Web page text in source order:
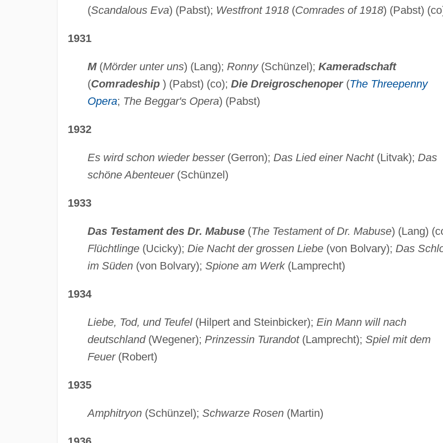
(Scandalous Eva) (Pabst); Westfront 1918(Comrades of 1918) (Pabst)
1931
M (Mörder unter uns) (Lang); Ronny(Schünzel); Kameradschaft
(Comradeship ) (Pabst) (co); Die Dreigroschenoper (The Threepenny
Opera; The Beggar's Opera) (Pabst)
1932
Es wird schon wieder besser(Gerron); Das Lied einer Nacht(Litvak); Das
schöne Abenteuer(Schünzel)
1933
Das Testament des Dr. Mabuse (The Testament of Dr. Mabuse) (Lang)
Flüchtlinge(Ucicky); Die Nacht der grossen Liebe(von Bolvary); Das
im Süden(von Bolvary); Spione am Werk(Lamprecht)
1934
Liebe, Tod, und Teufel(Hilpert and Steinbicker); Ein Mann will nach
deutschland(Wegener); Prinzessin Turandot(Lamprecht); Spiel mit dem
Feuer(Robert)
1935
Amphitryon(Schünzel); Schwarze Rosen(Martin)